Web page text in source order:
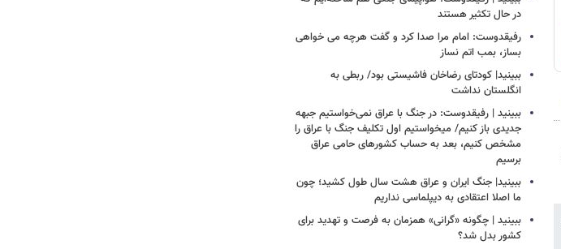
در حال تکثیر هستند
رفیقدوست: امام مرا صدا کرد و گفت هرچه می خواهی
بساز، بمب اتم نساز
ببینید| کودتای رضاخان فاشیستی بود/ ربطی به
انگلستان نداشت
ببینید | رفیقدوست: در جنگ با عراق نمی‌خواستیم جبهه
جدیدی باز کنیم/ میخواستیم اول تکلیف جنگ با عراق را
مشخص کنیم، بعد به حساب کشورهای حامی عراق
برسیم
ببینید| جنگ ایران و عراق هشت سال طول کشید؛ چون
ما اصلا اعتقادی به دیپلماسی نداریم
ببینید | چگونه «گرانی» همزمان به فرصت و تهدید برای
کشور بدل شد؟